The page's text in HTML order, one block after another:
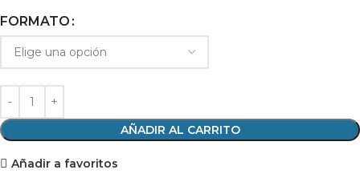
FORMATO
AÑADIR AL CARRITO
Añadir a favoritos